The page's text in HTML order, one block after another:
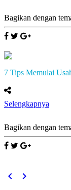
Bagikan dengan
7 Tips Memulai
Selengkapnya
Bagikan dengan
keyboard_arrow_left keyboard_arrow_right